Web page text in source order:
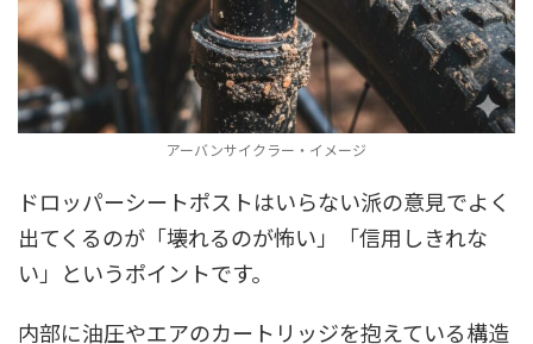
アーバンサイクラー・イメージ
ドロッパーシートポストはいらない派の意見でよく
出てくるのが「壊れるのが怖い」「信用しきれな
い」というポイントです。
内部に油圧やエアのカートリッジを抱えている構造